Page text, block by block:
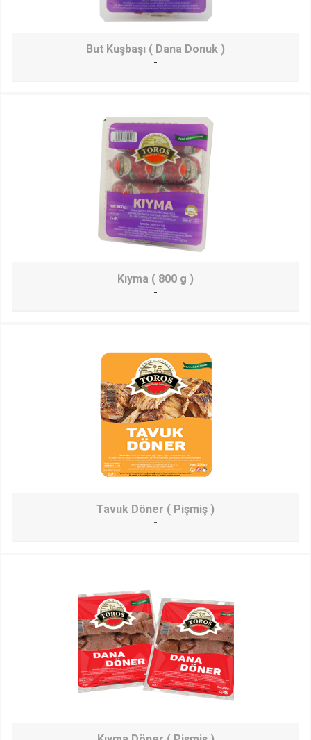
But Kuşbaşı ( Dana Donuk )
-
Kıyma ( 800 g )
-
Tavuk Döner ( Pişmiş )
-